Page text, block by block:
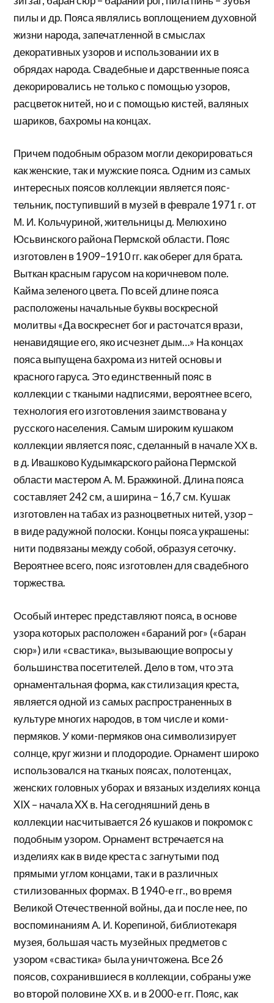
пилы и др. Пояса являлись воплощением духовной
жизни народа, запечатленной в смыслах
декоративных узоров и использовании их в
обрядах народа. Свадебные и дарственные пояса
декорировались не только с помощью узоров,
расцветок нитей, но и с помощью кистей, валяных
шариков, бахромы на концах.
Причем подобным образом могли декорироваться
как женские, так и мужские пояса. Одним из самых
интересных поясов коллекции является пояс-
тельник, поступивший в музей в феврале 1971 г. от
М. И. Кольчуриной, жительницы д. Мелюхино
Юсьвинского района Пермской области. Пояс
изготовлен в 1909–1910 гг. как оберег для брата.
Выткан красным гарусом на коричневом поле.
Кайма зеленого цвета. По всей длине пояса
расположены начальные буквы воскресной
молитвы «Да воскреснет бог и расточатся врази,
ненавидящие его, яко исчезнет дым…» На концах
пояса выпущена бахрома из нитей основы и
красного гаруса. Это единственный пояс в
коллекции с ткаными надписями, вероятнее всего,
технология его изготовления заимствована у
русского населения. Самым широким кушаком
коллекции является пояс, сделанный в начале ХХ в.
в д. Ивашково Кудымкарского района Пермской
области мастером А. М. Бражкиной. Длина пояса
составляет 242 см, а ширина – 16,7 см. Кушак
изготовлен на табах из разноцветных нитей, узор –
в виде радужной полоски. Концы пояса украшены:
нити подвязаны между собой, образуя сеточку.
Вероятнее всего, пояс изготовлен для свадебного
торжества.
Особый интерес представляют пояса, в основе
узора которых расположен «бараний рог» («баран
сюр») или «свастика», вызывающие вопросы у
большинства посетителей. Дело в том, что эта
орнаментальная форма, как стилизация креста,
является одной из самых распространенных в
культуре многих народов, в том числе и коми-
пермяков. У коми-пермяков она символизирует
солнце, круг жизни и плодородие. Орнамент широко
использовался на тканых поясах, полотенцах,
женских головных уборах и вязаных изделиях конца
XIX – начала XX в. На сегодняшний день в
коллекции насчитывается 26 кушаков и покромок с
подобным узором. Орнамент встречается на
изделиях как в виде креста с загнутыми под
прямыми углом концами, так и в различных
стилизованных формах. В 1940-е гг., во время
Великой Отечественной войны, да и после нее, по
воспоминаниям А. И. Корепиной, библиотекаря
музея, большая часть музейных предметов с
узором «свастика» была уничтожена. Все 26
поясов, сохранившиеся в коллекции, собраны уже
во второй половине ХХ в. и в 2000-е гг. Пояс, как